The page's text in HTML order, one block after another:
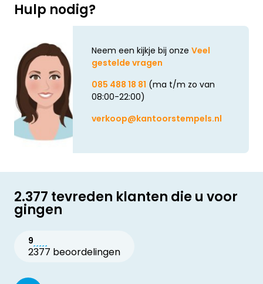
Hulp nodig?
Neem een kijkje bij onze Veel
gestelde vragen
085 488 18 81 (ma t/m zo van
08:00-22:00)
verkoop@kantoorstempels.nl
2.377 tevreden klanten die u voor
gingen
9
2377 beoordelingen